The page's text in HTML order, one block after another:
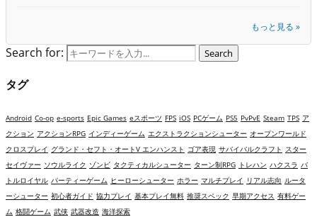
もっと見る »
Search for: Search
タグ
Android Co-op e-sports Epic Games eスポーツ FPS iOS PCゲーム PS5 PvPvE Steam TPS ア
クション アクションRPG インディーゲーム エクストラクションシューター オープンワールド
クロスプレイ グランド・セフト・オートV エンハンスト ゴア表現 サバイバルクラフト スター
セイヴァー ソウルライク ゾンビ タクティカルシューター ターン制RPG トレハン ハクスラ バ
トルロイヤル パーティーゲーム ヒーローシューター ホラー マルチプレイ リアル志向 ルータ
ーシューター 初心者ガイド 協力プレイ 基本プレイ無料 推奨スペック 早期アクセス 有料ゲー
ム 格闘ゲーム 武侠 武器改造 海洋探索